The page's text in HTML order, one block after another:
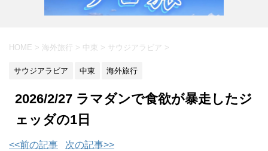
HOME > 海外旅行 > 中東 > サウジアラビア >
サウジアラビア 中東 海外旅行
2026/2/27 ラマダンで食欲が暴走したジ
ェッダの1日
<<前の記事 次の記事>>